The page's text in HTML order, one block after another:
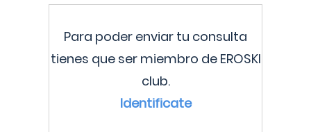
Para poder enviar tu consulta
tienes que ser miembro de EROSKI
club.
Identificate